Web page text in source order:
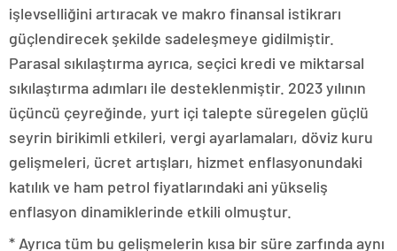
işlevselliğini artıracak ve makro finansal istikrarı
güçlendirecek şekilde sadeleşmeye gidilmiştir.
Parasal sıkılaştırma ayrıca, seçici kredi ve miktarsal
sıkılaştırma adımları ile desteklenmiştir. 2023 yılının
üçüncü çeyreğinde, yurt içi talepte süregelen güçlü
seyrin birikimli etkileri, vergi ayarlamaları, döviz kuru
gelişmeleri, ücret artışları, hizmet enflasyonundaki
katılık ve ham petrol fiyatlarındaki ani yükseliş
enflasyon dinamiklerinde etkili olmuştur.
* Ayrıca tüm bu gelişmelerin kısa bir süre zarfında aynı